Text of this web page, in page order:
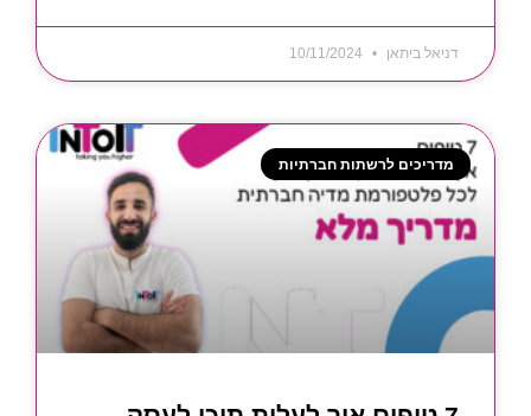
דניאל ביתאן
מדריכים לרשתות חברתיות